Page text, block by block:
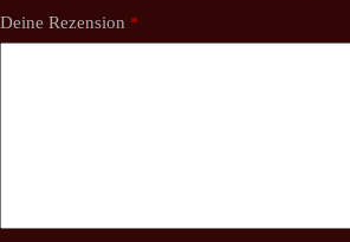
Deine Rezension *